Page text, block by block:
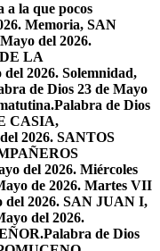
a la que pocos
Memoria, SAN
del 2026.
LA
2026. Solemnidad,
de Dios 23 de Mayo
Palabra de Dios
CASIA,
2026. SANTOS
del 2026. Miércoles
de 2026. Martes VII
del 2026. SAN JUAN I,
del 2026.
Palabra de Dios